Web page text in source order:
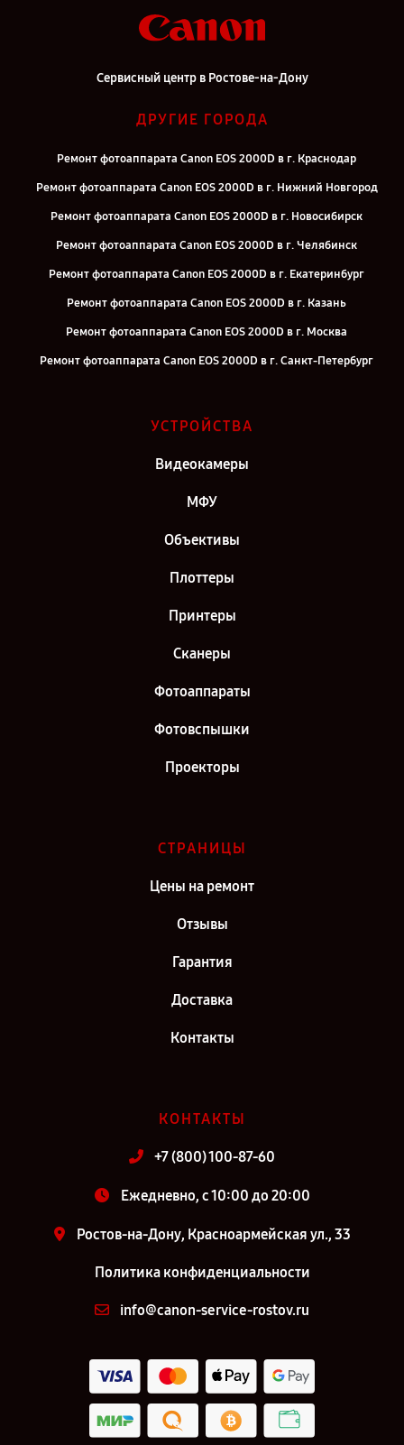
Сервисный центр в Ростове-на-Дону
ДРУГИЕ ГОРОДА
Ремонт фотоаппарата Canon EOS 2000D в г. Краснодар
Ремонт фотоаппарата Canon EOS 2000D в г. Нижний Новгород
Ремонт фотоаппарата Canon EOS 2000D в г. Новосибирск
Ремонт фотоаппарата Canon EOS 2000D в г. Челябинск
Ремонт фотоаппарата Canon EOS 2000D в г. Екатеринбург
Ремонт фотоаппарата Canon EOS 2000D в г. Казань
Ремонт фотоаппарата Canon EOS 2000D в г. Москва
Ремонт фотоаппарата Canon EOS 2000D в г. Санкт-Петербург
УСТРОЙСТВА
Видеокамеры
МФУ
Объективы
Плоттеры
Принтеры
Сканеры
Фотоаппараты
Фотовспышки
Проекторы
СТРАНИЦЫ
Цены на ремонт
Отзывы
Гарантия
Доставка
Контакты
КОНТАКТЫ
+7 (800) 100-87-60
Ежедневно, с 10:00 до 20:00
Ростов-на-Дону, Красноармейская ул., 33
Политика конфиденциальности
info@canon-service-rostov.ru